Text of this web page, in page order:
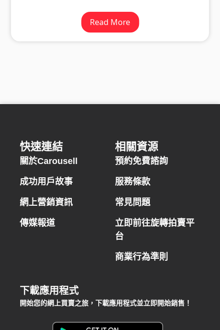
Read More
快速連結
關於Carousell
成功用戶故事
網上營銷資訊
傳媒報道
相關資源
預約免費諮詢
服務條款
常見問題
立即前往旋轉拍賣平
台
商業行為準則
下載應用程式
開始您的網上買賣之旅，下載應用程式並立即開始銷售！